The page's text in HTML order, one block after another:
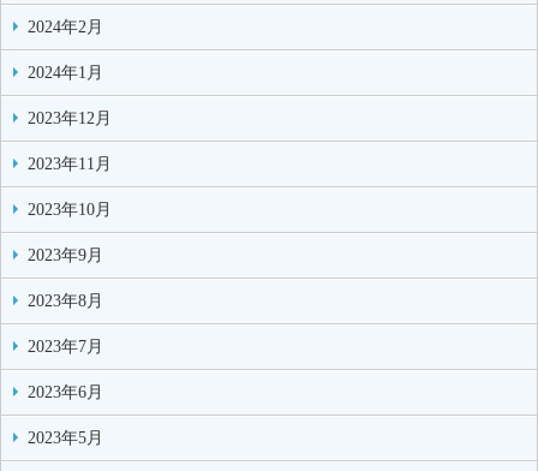
2024年2月
2024年1月
2023年12月
2023年11月
2023年10月
2023年9月
2023年8月
2023年7月
2023年6月
2023年5月